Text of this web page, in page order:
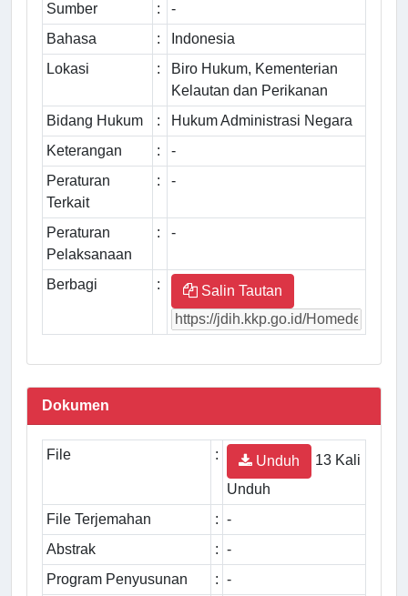
Sumber :
-
Bahasa
:
Indonesia
Lokasi
:
Biro Hukum, Kementerian
Kelautan dan Perikanan
Bidang Hukum
:
Hukum Administrasi Negara
Keterangan
:
-
Peraturan
Terkait
: -
Peraturan
Pelaksanaan
: -
Berbagi : Salin Tautan
Dokumen
File : Unduh
13 Kali
Unduh
File Terjemahan
: -
Abstrak
: -
Program Penyusunan
: -